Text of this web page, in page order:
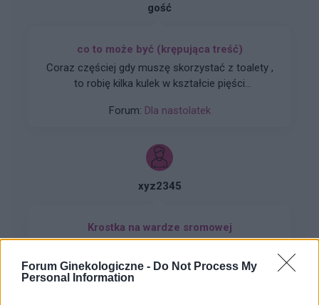
Forum Ginekologiczne - Do Not Process My
Personal Information
gość
co to może być (krępująca treść)
Coraz częściej gdy muszę skorzystać z toalety ,
to robię kilka kulek w kształcie pięści
do odbytu. Ból jest dosyć intensywny, kąpiel lub
około 2 miesięcy. Co w takiej sytuacji może
pomóc. ?
Forum: Dla nastolatek
xyz2345
Krostka na wardze sromowej
mniejszej, w dotyku jest to mała kulka która boli
gdy się dotyka. Co to może być ? Czy to źle